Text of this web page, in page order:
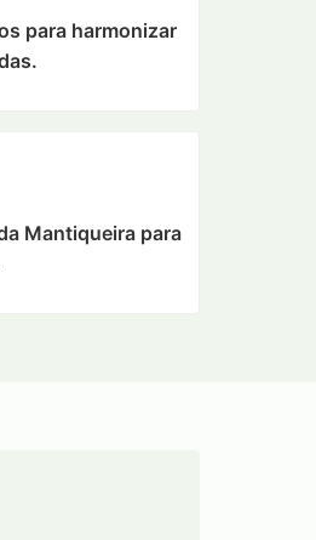
para harmonizar
Mantiqueira para